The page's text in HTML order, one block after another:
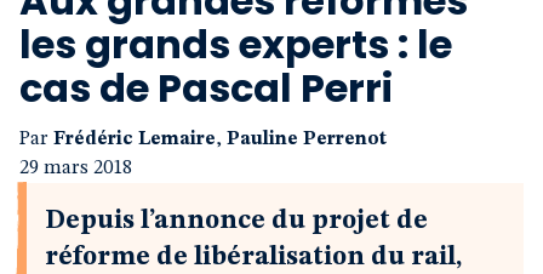
Boutique
les grands experts : le
cas de Pascal Perri
Par Frédéric Lemaire, Pauline Perrenot
29 mars 2018
Depuis l’annonce du projet de
réforme de libéralisation du rail,